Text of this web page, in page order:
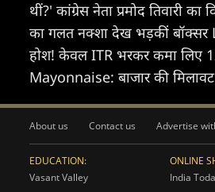
थीं?' कांग्रेस नेता प्रमोद तिवारी का
का गलत नक्शा देख भड़कीं
होश! केवल ITR भरकर कमा लिए
Mayonnaise: बाजार की
About us Contact us Advertise
EDUCATION:
Vasant Valley
ONLINE
India